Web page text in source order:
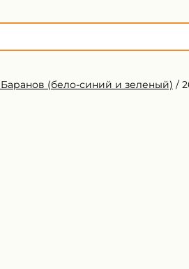
(бело-синий и зеленый) /